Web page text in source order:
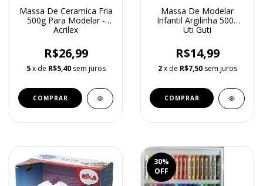
Massa De Ceramica Fria
500g Para Modelar -
Acrilex
R$26,99
5 x de R$5,40 sem juros
Massa De Modelar
Infantil Argilinha 500g
Uti Guti
R$14,99
2 x de R$7,50 sem juros
30%
OFF